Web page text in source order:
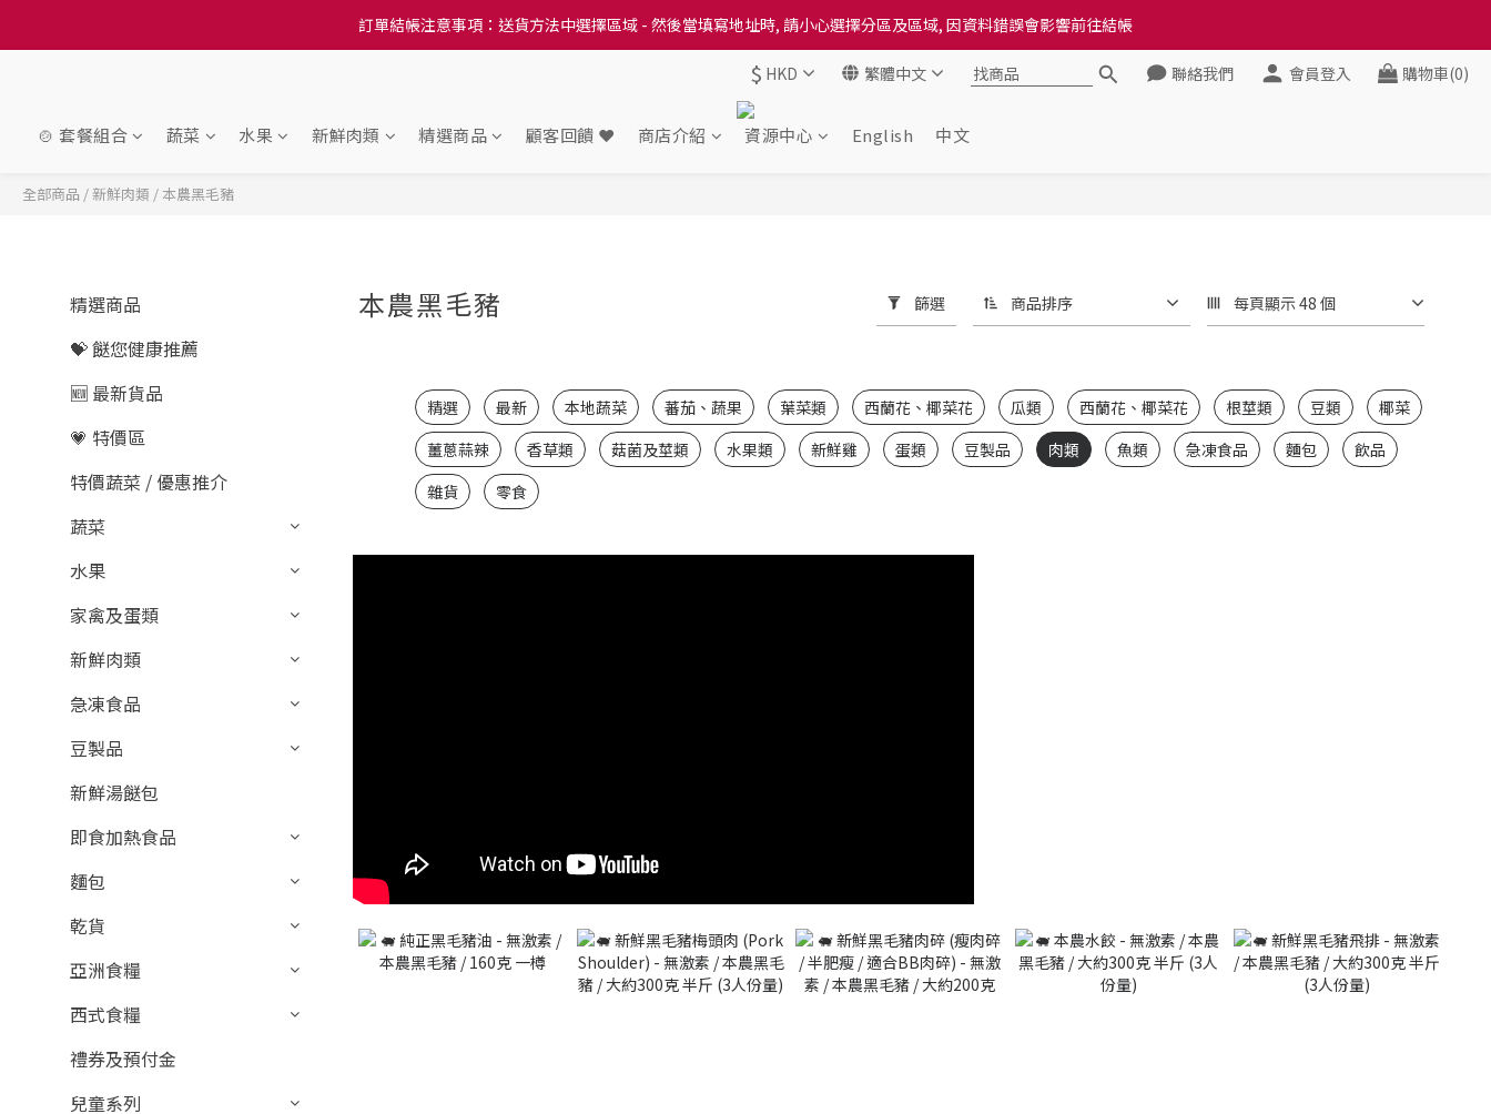
訂單結帳注意事項：送貨方法中選擇區域 - 然後當填寫地址時, 請小心選擇分區及區域, 因資料錯誤會影響前往結帳
訂單結帳注意事項：送貨方法中選擇區域 - 然後當填寫地址時, 請小心選擇分區及區域, 因資料錯誤會影響前往結帳
隆重推出本地培育田香雞、金棠雞、粵皇鷄及平原雞等，想食靚雞就要嚟《餸您健康》
訂單結帳注意事項：送貨方法中選擇區域 - 然後當填寫地址時, 請小心選擇分區及區域, 因資料錯誤會影響前往結帳
$ HKD 繁體中文 聯絡我們 會員登入 購物車(0)
🍲 套餐組合 蔬菜 水果 新鮮肉類 精選商品 顧客回饋 ❤️ 商店介紹 資源中心 English 中文
全部商品 /新鮮肉類 / 本農黑毛豬
精選商品
💝 餸您健康推薦
🆕 最新貨品
💗 特價區
特價蔬菜 / 優惠推介
蔬菜
水果
家禽及蛋類
新鮮肉類
急凍食品
豆製品
新鮮湯餸包
即食加熱食品
麵包
乾貨
亞洲食糧
西式食糧
禮券及預付金
兒童系列
本農黑毛豬 篩選 商品排序 每頁顯示 48 個
精選 最新 本地蔬菜 蕃茄、蔬果 葉菜類 西蘭花、椰菜花 瓜類 西蘭花、椰菜花 根莖類 豆類
椰菜
薑蔥蒜辣
香草類 菇菌及莖類 水果類 新鮮雞 蛋類 豆製品 肉類 魚類 急凍食品 麵包
飲品
雜貨
零食